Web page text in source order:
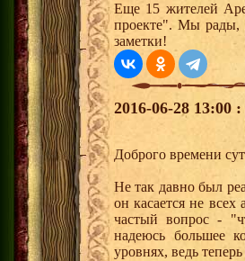
Еще 15 жителей
проекте". Мы рады,
заметки!
2016-06-28 13:00
Доброго времени
Не так давно был
он касается не
частый вопрос -
надеюсь большее
уровнях, ведь